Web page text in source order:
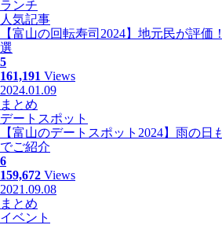
ランチ
人気記事
【富山の回転寿司2024】地元民が評価
選
5
161,191 Views
2024.01.09
まとめ
デートスポット
【富山のデートスポット2024】雨の日
でご紹介
6
159,672 Views
2021.09.08
まとめ
イベント